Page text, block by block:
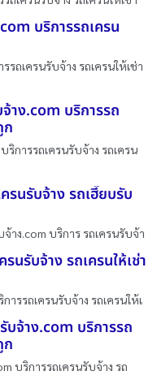
บริการรถเครน
รถเครนรับจ้าง รถเครนให้เช่า
าง.com บริการรถ
ก
ริการรถเครนรับจ้าง รถเครน
รนรับจ้าง รถเฮี๊ยบรับ
าง.com บริการ รถเครนรับจ้า
นรับจ้าง รถเครนให้เช่า
ารรถเครนรับจ้าง รถเครนให้เ
บจ้าง.com บริการรถ
ก
บริการรถเครนรับจ้าง รถ